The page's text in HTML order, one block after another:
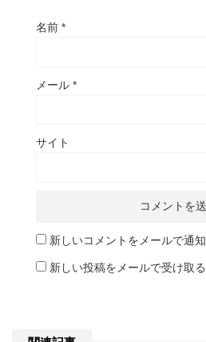
名前 *
メール *
サイト
新しいコメントをメールで通知
新しい投稿をメールで受け取る